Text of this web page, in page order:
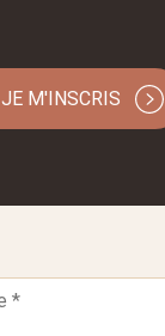
JE M'INSCRIS